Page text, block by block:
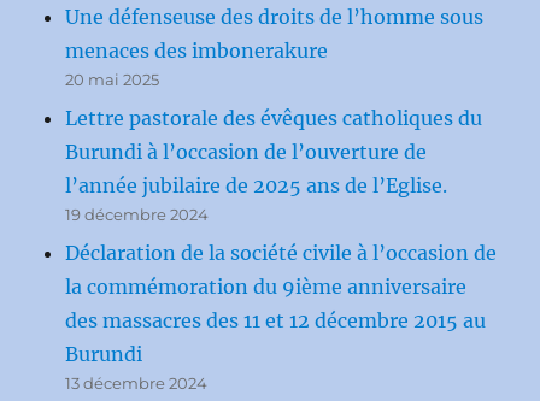
Une défenseuse des droits de l’homme sous
menaces des imbonerakure
20 mai 2025
Lettre pastorale des évêques catholiques du
Burundi à l’occasion de l’ouverture de
l’année jubilaire de 2025 ans de l’Eglise.
19 décembre 2024
Déclaration de la société civile à l’occasion de
la commémoration du 9ième anniversaire
des massacres des 11 et 12 décembre 2015 au
Burundi
13 décembre 2024